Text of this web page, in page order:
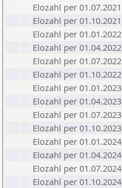
Elozahl per 01.07.2021
Elozahl per 01.10.2021
Elozahl per 01.01.2022
Elozahl per 01.04.2022
Elozahl per 01.07.2022
Elozahl per 01.10.2022
Elozahl per 01.01.2023
Elozahl per 01.04.2023
Elozahl per 01.07.2023
Elozahl per 01.10.2023
Elozahl per 01.01.2024
Elozahl per 01.04.2024
Elozahl per 01.07.2024
Elozahl per 01.10.2024